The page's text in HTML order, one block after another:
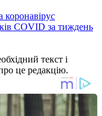
коронавірус
COVID за тиждень
текст і
це редакцію.